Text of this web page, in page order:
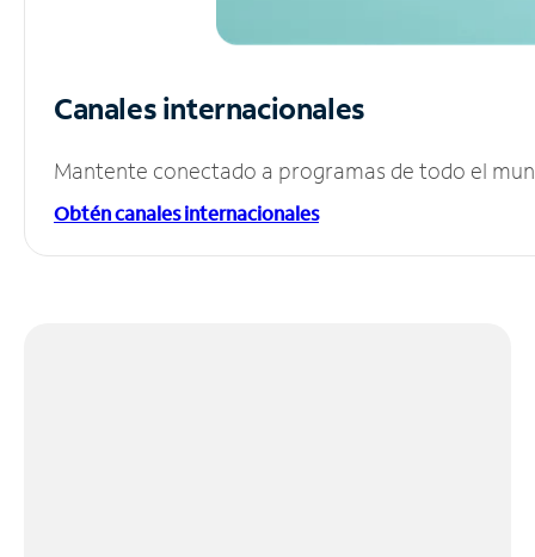
Canales internacionales
Mantente conectado a programas de todo el
Obtén canales internacionales